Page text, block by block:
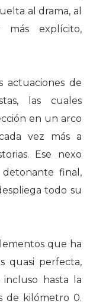
al drama, al
explícito,
actuaciones de
las cuales
en un arco
vez más a
Ese nexo
final,
todo su
que ha
quasi perfecta,
hasta la
de kilómetro 0.